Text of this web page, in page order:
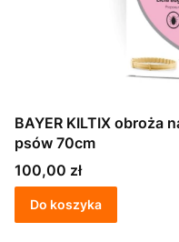
BAYER KILTIX obroża na pchły i kleszcze dla dużych
psów 70cm
Cena
100,00 zł
Do koszyka